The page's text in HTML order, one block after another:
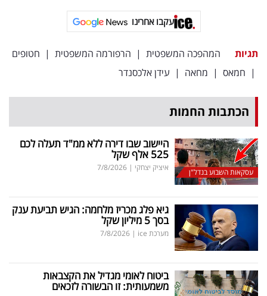
עקבו
אחרינו:
עקבו אחרינו
תגיות המהפכה המשפטית | הרפורמה המשפטית | חטופים
| חמאס | מחאה | עידן אלכסנדר
הכתבות החמות
עסקאות השבוע בנדל"ן
היישוב שבו דירה ללא ממ"ד תעלה לכם
525 אלף שקל
איציק יצחקי |
7/8/2026
גיא פלג מכריז מלחמה: הגיש תביעת ענק
בסך 5 מיליון שקל
מערכת ice |
7/8/2026
ביטוח לאומי מגדיל את הקצבאות
משמעותית: זו הבשורה לזכאים